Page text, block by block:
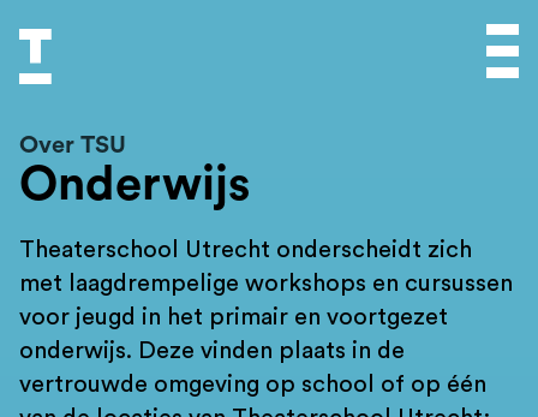
Over TSU
Onderwijs
Theaterschool Utrecht onderscheidt zich
met laagdrempelige workshops en cursussen
voor jeugd in het primair en voortgezet
onderwijs. Deze vinden plaats in de
vertrouwde omgeving op school of op één